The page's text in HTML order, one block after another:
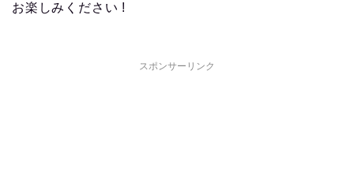
お楽しみください !
スポンサーリンク